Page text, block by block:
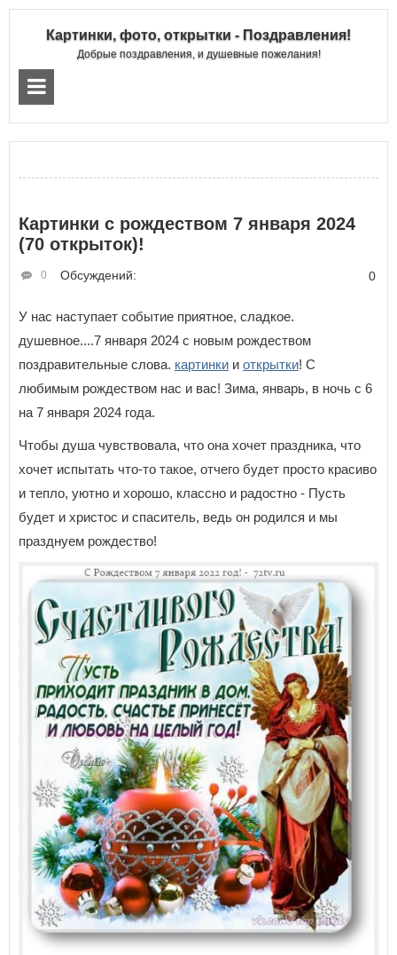
Картинки, фото, открытки - Поздравления!
Добрые поздравления, и душевные пожелания!
Картинки с рождеством 7 января 2024
(70 открыток)!
Обсуждений:
0 0
У нас наступает событие приятное, сладкое.
душевное....7 января 2024 с новым рождеством
поздравительные слова. картинки и открытки! С
любимым рождеством нас и вас! Зима, январь, в ночь с 6
на 7 января 2024 года.
Чтобы душа чувствовала, что она хочет праздника, что
хочет испытать что-то такое, отчего будет просто красиво
и тепло, уютно и хорошо, классно и радостно - Пусть
будет и христос и спаситель, ведь он родился и мы
празднуем рождество!